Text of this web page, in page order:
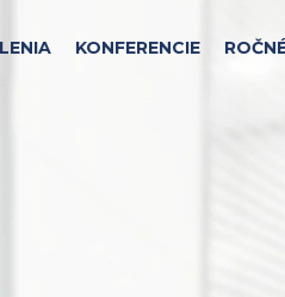
KONFERENCIE